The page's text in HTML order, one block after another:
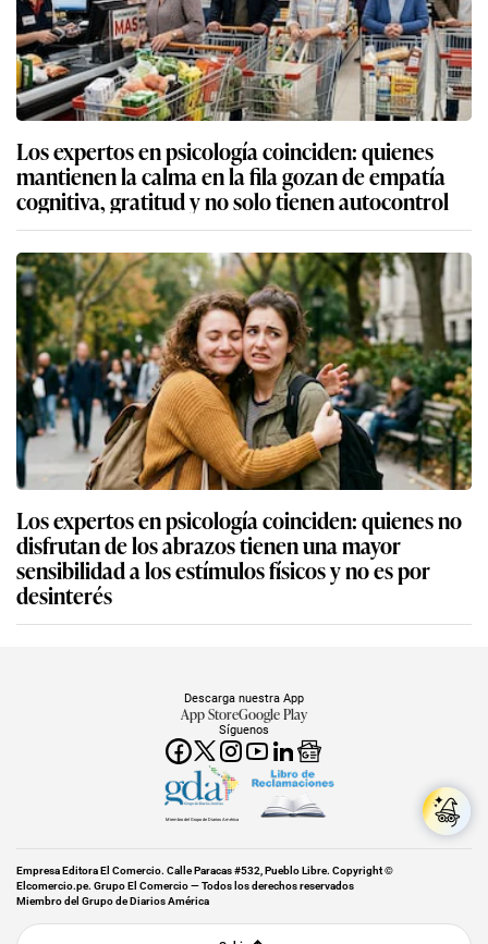
Los expertos en psicología coinciden: quienes
mantienen la calma en la fila gozan de empatía
cognitiva, gratitud y no solo tienen autocontrol
Los expertos en psicología coinciden: quienes no
disfrutan de los abrazos tienen una mayor
sensibilidad a los estímulos físicos y no es por
desinterés
Síguenos
Descarga nuestra App
App StoreGoogle Play
Miembro del Grupo de Diarios América
Empresa Editora El Comercio. Calle Paracas #532, Pueblo Libre. Copyright ©
Elcomercio.pe. Grupo El Comercio — Todos los derechos reservados
Miembro del Grupo de Diarios América